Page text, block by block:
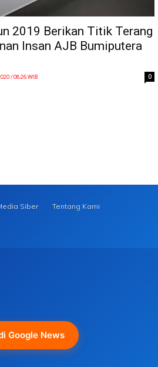
2019 Berikan Titik Terang
Insan AJB Bumiputera
/ 08:26 WIB 0
Siber
Tentang Kami
Google News